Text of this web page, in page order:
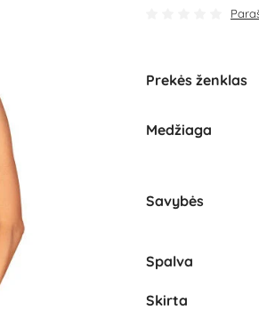
Prekės ženklas
Medžiaga
Savybės
Spalva
Skirta